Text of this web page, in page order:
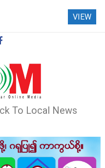
To Local News
VIEW